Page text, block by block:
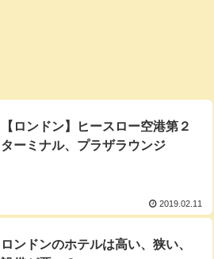
【ロンドン】ヒースロー空港第２
ターミナル、プラザラウンジ
2019.02.11
ロンドンのホテルは高い、狭い、